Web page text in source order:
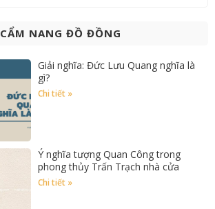
CẨM NANG ĐỒ ĐỒNG
Giải nghĩa: Đức Lưu Quang nghĩa là
gì?
Chi tiết »
Ý nghĩa tượng Quan Công trong
phong thủy Trấn Trạch nhà cửa
Chi tiết »